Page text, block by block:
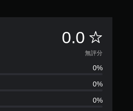
0.0 無
評
分
無評分
0%
0%
0%